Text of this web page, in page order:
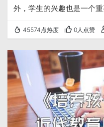
外，学生的兴趣也是一个
兴趣，并帮助他们理解自
养更多优秀的人才，推动
45574点热度 0人点赞